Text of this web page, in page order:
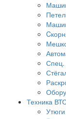
Техника